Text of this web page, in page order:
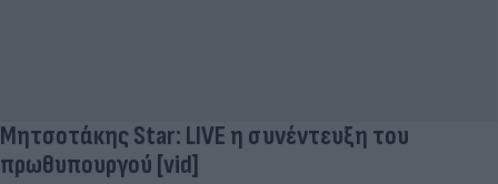
Μητσοτάκης Star: LIVE η συνέντευξη του
πρωθυπουργού [vid]